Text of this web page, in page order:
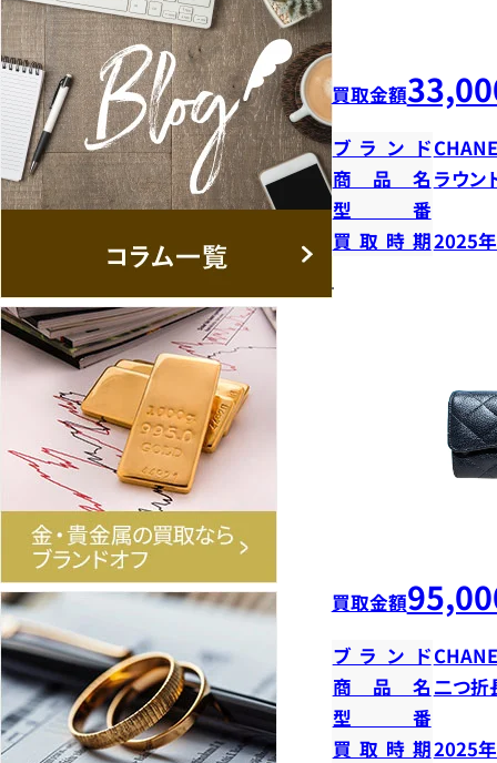
買取金額
ブランド
商品名 ラウン
型番
買取時期2025
買取金額
ブランド
商品名二つ折
型番
買取時期2025